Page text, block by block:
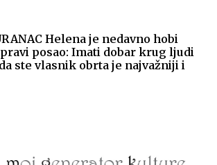
Helena je nedavno hobi
posao: Imati dobar krug ljudi
ste vlasnik obrta je najvažniji i